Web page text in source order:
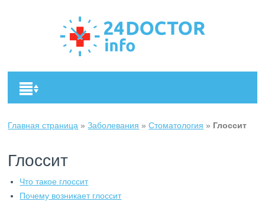
Главная страница »Заболевания »Стоматология » Глоссит
Глоссит
Что такое глоссит
Почему возникает глоссит